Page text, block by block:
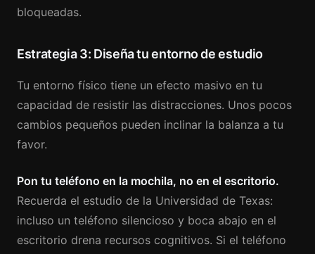
bloqueadas.
Estrategia 3: Diseña tu entorno de estudio
Tu entorno físico tiene un efecto masivo en tu
capacidad de resistir las distracciones. Unos pocos
cambios pequeños pueden inclinar la balanza a tu
favor.
Pon tu teléfono en la mochila, no en el escritorio.
Recuerda el estudio de la Universidad de Texas:
incluso un teléfono silencioso y boca abajo en el
escritorio drena recursos cognitivos. Si el teléfono